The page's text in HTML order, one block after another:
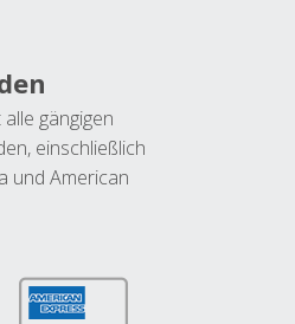
gängigen
einschließlich
und American